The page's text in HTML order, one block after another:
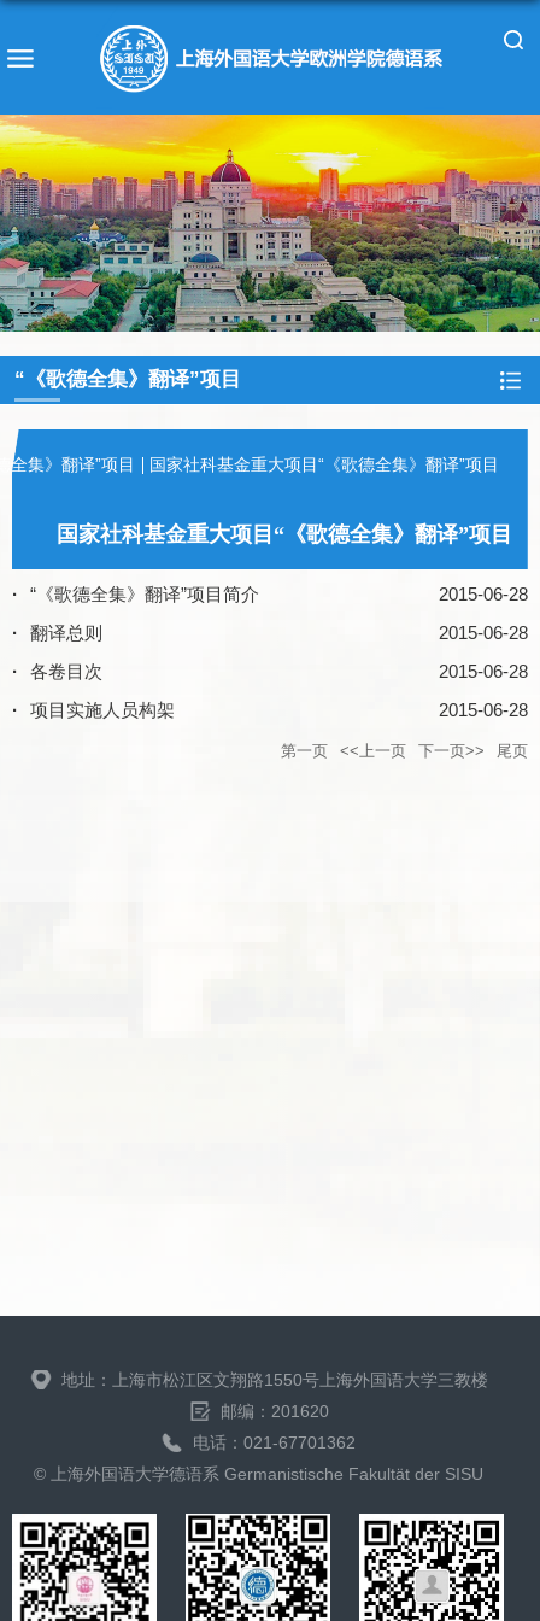
“《歌德全集》翻译”项目
全集》翻译”项目 国家社科基金重大项目“《歌德全集》翻译”项目
国家社科基金重大项目“《歌德全集》翻译”项目
· ​“《歌德全集》翻译”项目简介
2015-06-28
·
翻译总则
2015-06-28
·
各卷目次
2015-06-28
·
项目实施人员构架 2015-06-28
第一页 <<上一页 下一页>> 尾页
地址：上海市松江区文翔路1550号上海外国语大学三教楼
邮编：201620
电话：021-67701362
© 上海外国语大学德语系 Germanistische Fakultät der SISU